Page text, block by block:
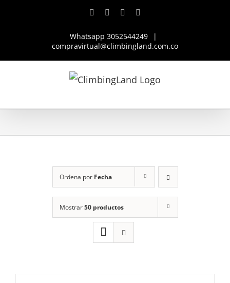
FacebookInstagramYouTube
Whatsapp 3052544249
|
compravirtual@climbingland.com.co
Ordena por Fecha
Mostrar50 productos